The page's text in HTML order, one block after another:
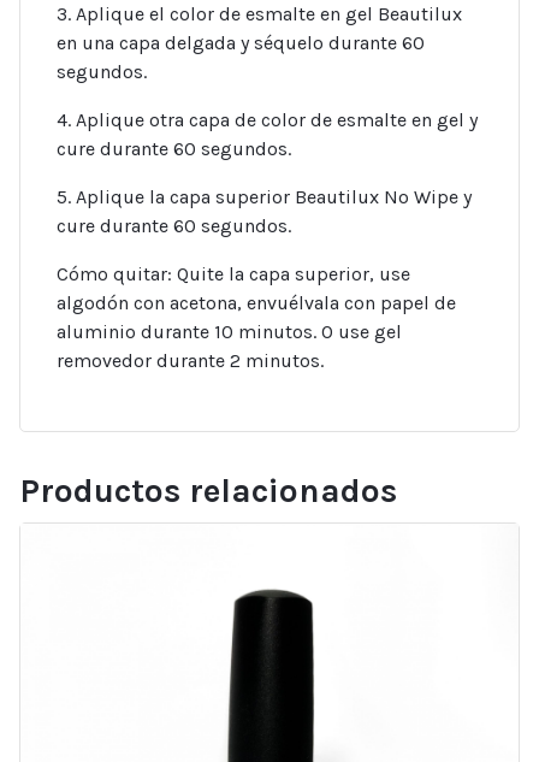
3. Aplique el color de esmalte en gel Beautilux
en una capa delgada y séquelo durante 60
segundos.
4. Aplique otra capa de color de esmalte en gel y
cure durante 60 segundos.
5. Aplique la capa superior Beautilux No Wipe y
cure durante 60 segundos.
Cómo quitar: Quite la capa superior, use
algodón con acetona, envuélvala con papel de
aluminio durante 10 minutos. O use gel
removedor durante 2 minutos.
Productos relacionados